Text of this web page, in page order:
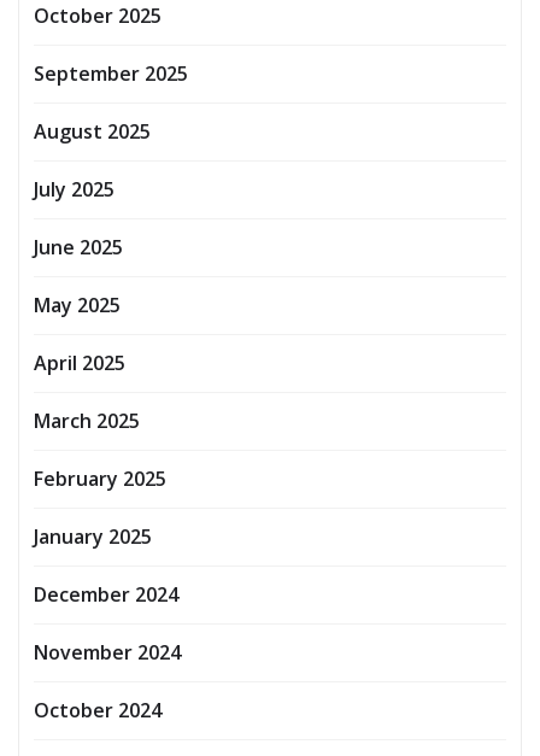
October 2025
September 2025
August 2025
July 2025
June 2025
May 2025
April 2025
March 2025
February 2025
January 2025
December 2024
November 2024
October 2024